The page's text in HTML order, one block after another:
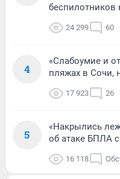
беспилотников
24 299 60
4
«Слабоумие и
пляжах в Сочи,
17 923 26
5
«Накрылись
об атаке БПЛА
16 118